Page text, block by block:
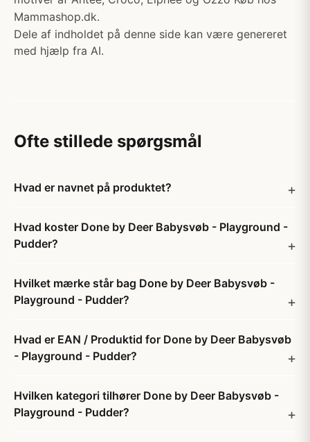
Mammashop.dk.
Dele af indholdet på denne side kan være genereret
med hjælp fra AI.
Ofte stillede spørgsmål
Hvad er navnet på produktet?
Hvad koster Done by Deer Babysvøb - Playground -
Pudder?
Hvilket mærke står bag Done by Deer Babysvøb -
Playground - Pudder?
Hvad er EAN / Produktid for Done by Deer Babysvøb
- Playground - Pudder?
Hvilken kategori tilhører Done by Deer Babysvøb -
Playground - Pudder?